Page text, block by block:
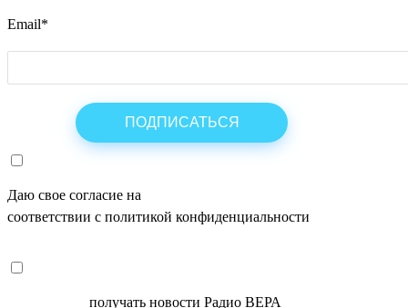
Email*
Даю свое согласие на
соответствии с политикой конфиденциальности
получать новости Радио ВЕРА